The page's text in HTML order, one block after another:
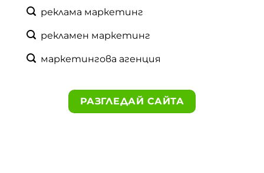
реклама маркетинг
рекламен маркетинг
маркетингова агенция
РАЗГЛЕДАЙ САЙТА